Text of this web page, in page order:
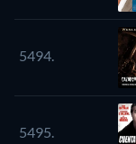
5494.
5495.